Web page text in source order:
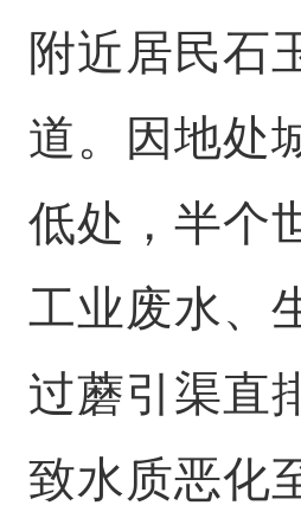
附近居民石
道。因地处
低处，半个
工业废水、
过蘑引渠直
致水质恶化